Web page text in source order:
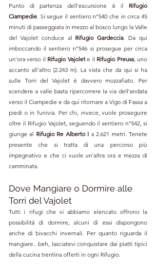
Punto di partenza dell'escursione è il Rifugio
Ciampedie . Si segue il sentiero n°540 che in circa 45
minuti di passeggiata in mezzo al bosco lungo la Valle
del Vajolet conduce al Rifugio Gardeccia . Da qui
imboccando il sentiero n°546 si prosegue per circa
un'ora verso il Rifugio Vajolet e il Rifugio Preuss, uno
accanto all'altro (2.243 m). La vista che da qui si ha
sulle Torri del Vajolet è davvero mozzafiato. Per
scendere a valle basta ripercorrere la via dell'andata
verso il Ciampedie e da qui ritornare a Vigo di Fassa a
piedi o in funivia. Per chi, invece, vuole proseguire
oltre il Rifugio Vajolet, seguendo il sentiero n°542, si
giunge al Rifugio Re Alberto I a 2.621 metri. Tenete
presente che si tratta di una percorso più
impegnativo e che ci vuole un'altra ora e mezza di
camminata.
Dove Mangiare o Dormire alle
Torri del Vajolet
Tutti i rifugi che vi abbiamo elencato offrono la
possibilità di dormire, alcuni di essi dispongono
anche di bivacchi invernali. Per quanto riguarda il
mangiare.. beh, lasciatevi conquistare dai piatti tipici
della cucina trentina offerti in ogni Rifugio.